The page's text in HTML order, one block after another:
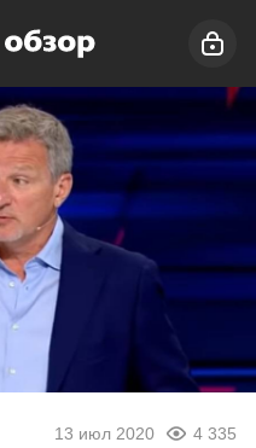
13 июл 2020 4 335